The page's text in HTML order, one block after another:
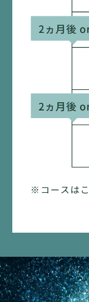
第９条（本サー
1.
当社は、お客
または以下の
に事前通知す
ことができる
過去に本規約
本サービスに
（3）
履行の旨の連絡
（4）
オンラインサ
本サービスは
もって成立しま
3.
本サービスへ
されているこ
は、会員登録
本サービスの
の月内にお申
も、2ヵ月後の
ただきます。
※コースは